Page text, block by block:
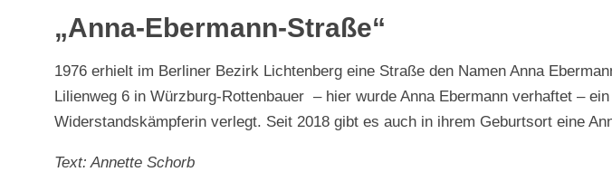
„Anna-Ebermann-Straße“
1976 erhielt im Berliner Bezirk Lichtenberg eine Straße den Namen Anna
Lilienweg 6 in Würzburg-Rottenbauer – hier wurde Anna Ebermann verhaftet –
Widerstandskämpferin verlegt. Seit 2018 gibt es auch in ihrem Geburtsort eine
Text: Annette Schorb